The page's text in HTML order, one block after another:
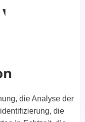
die Analyse der
die